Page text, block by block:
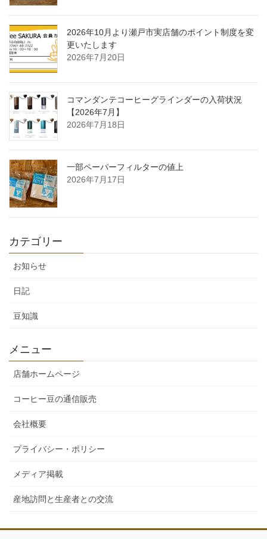
2026年10月より瀬戸市実店舗のポイント制度を変
更いたします
2026年7月20日
コマンダンテコーヒーグラインダーの入荷状況
【2026年7月】
2026年7月18日
一部ペーパーフィルターの値上
2026年7月17日
カテゴリー
お知らせ
日記
豆知識
メニュー
店舗ホームページ
コーヒー豆の通信販売
会社概要
プライバシー・ポリシー
メディア掲載
産地訪問と生産者との交流